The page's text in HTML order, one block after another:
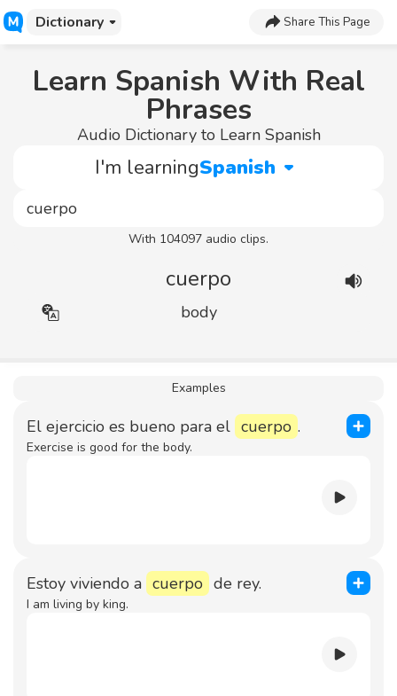
Dictionary Share This Page
Learn Spanish With Real
Phrases
Audio Dictionary to Learn Spanish
I'm learningSpanish
With 104097 audio clips.
cuerpo
body
Examples
El ejercicio es bueno para el cuerpo .
Exercise is good for the body.
Estoy viviendo a cuerpo de rey.
I am living by king.